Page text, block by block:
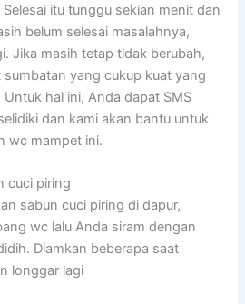
itu tunggu sekian menit dan
belum selesai masalahnya,
Jika masih tetap tidak berubah,
sumbatan yang cukup kuat yang
hal ini, Anda dapat SMS
dan kami akan bantu untuk
wc mampet ini.
cuci piring
sabun cuci piring di dapur,
wc lalu Anda siram dengan
Diamkan beberapa saat
longgar lagi